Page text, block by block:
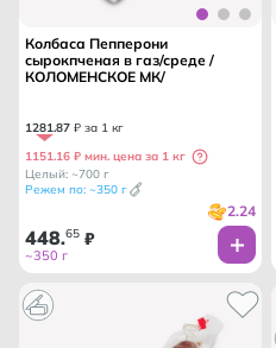
Колбаса Пепперони
сырокпченая в газ/среде /
КОЛОМЕНСКОЕ МК/
1281.87 ₽ за 1 кг
1151.16 ₽ мин. цена за 1 кг
Целый: ~700 г
Режем по: ~350 г
2.24
448.65 ₽
~350 г